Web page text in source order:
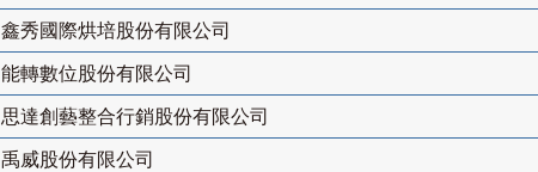
鑫秀國際烘培股份有限公司
能轉數位股份有限公司
思達創藝整合行銷股份有限公司
禹威股份有限公司